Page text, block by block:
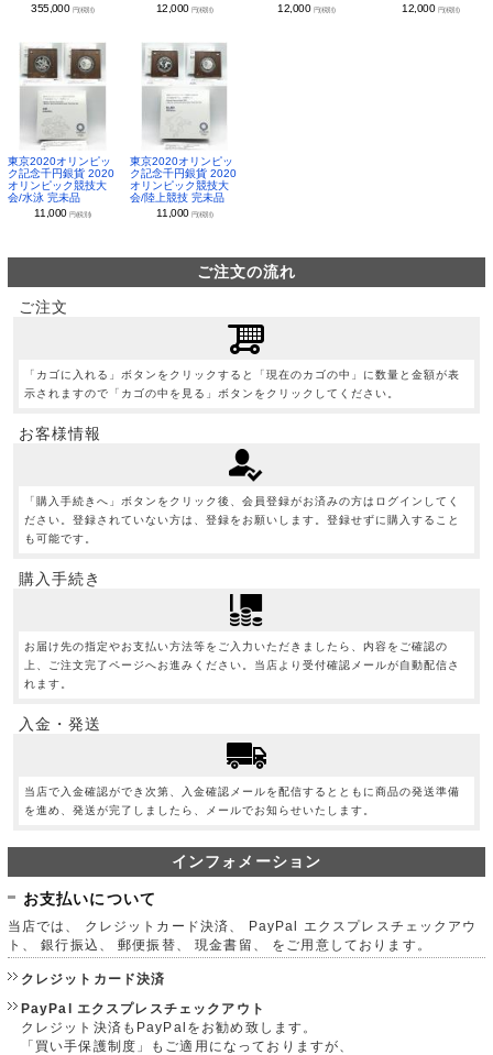
355,000 円(税別)
12,000 円(税別)
12,000 円(税別)
12,000 円(税別)
東京2020オリンピッ
ク記念千円銀貨 2020
オリンピック競技大
会/水泳 完未品
11,000円(税別)
東京2020オリンピッ
ク記念千円銀貨 2020
オリンピック競技大
会/陸上競技 完未品
11,000 円(税別)
ご注文の流れ
ご注文
「カゴに入れる」ボタンをクリックすると「現在のカゴの中」に数量と金額が表
示されますので「カゴの中を見る」ボタンをクリックしてください。
お客様情報
「購入手続きへ」ボタンをクリック後、会員登録がお済みの方はログインしてく
ださい。登録されていない方は、登録をお願いします。登録せずに購入すること
も可能です。
購入手続き
お届け先の指定やお支払い方法等をご入力いただきましたら、内容をご確認の
上、ご注文完了ページへお進みください。当店より受付確認メールが自動配信さ
れます。
入金・発送
当店で入金確認ができ次第、入金確認メールを配信するとともに商品の発送準備
を進め、発送が完了しましたら、メールでお知らせいたします。
インフォメーション
お支払いについて
当店では、 クレジットカード決済、 PayPal エクスプレスチェックアウ
ト、 銀行振込、 郵便振替、 現金書留、 をご用意しております。
クレジットカード決済
PayPal エクスプレスチェックアウト
クレジット決済もPayPalをお勧め致します。
「買い手保護制度」もご適用になっておりますが、